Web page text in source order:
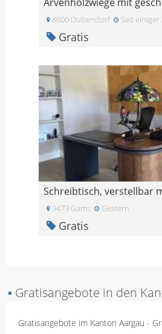
8600 Dubendorf Seit einiger
Gratis
9473 Gams Gestern
Gratis
▪ Gratisangebote in den
Gratisangebote im Kanton Aargau -